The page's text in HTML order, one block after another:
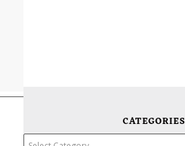
CATEGORIES
Categories